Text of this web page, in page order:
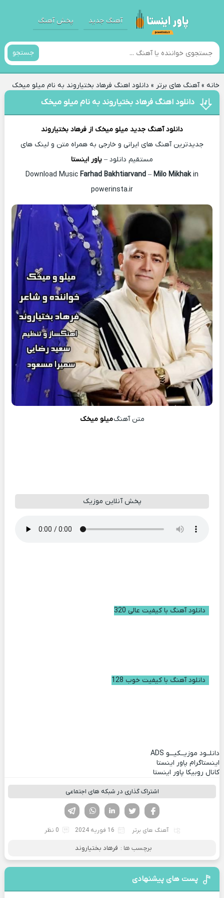
آهنگ جدید پخش آهنگ
جستجو
خانه»آهنگ های برتر » دانلود اهنگ فرهاد بختیاروند به نام میلو میخک
دانلود اهنگ فرهاد بختیاروند به نام میلو میخک
دانلود آهنگ جدید میلو میخک از فرهاد بختیاروند
جدیدترین آهنگ های ایرانی و خارجی به همراه متن و لینک های
مستقیم دانلود – پاور اینستا
Farhad Bakhtiarvand– Milo Mikhakin
powerinsta.ir
متن آهنگمیلو میخک
پخش آنلاین موزیک
دانلود آهنگ با کیفیت عالی 320
دانلود آهنگ با کیفیت خوب 128
دانلــود موزیــکیـــو ADS
اینستاگرام پاور اینستا
کانال روبیکا پاور اینستا
اشتراک گذاری در شبکه های اجتماعی
لینکدین تویتر
فیسوک
آهنگ های برتر 16 فوریه 2024 0 نظر
برچسب ها : فرهاد بختیاروند
پست های پیشنهادی